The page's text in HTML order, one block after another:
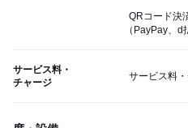
QRコード決
（PayPay、d
サービス料・
チャージ
サービス料